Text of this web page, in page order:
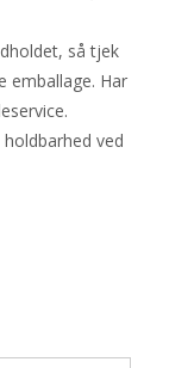
så tjek
emballage. Har
ved